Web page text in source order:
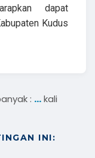
dapat
Kudus
: ...kali
INI: